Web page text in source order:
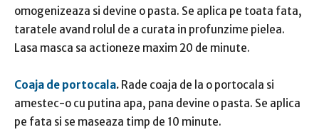
omogenizeaza si devine o pasta. Se aplica pe toata fata,
taratele avand rolul de a curata in profunzime pielea.
Lasa masca sa actioneze maxim 20 de minute.
Coaja de portocala. Rade coaja de la o portocala si
amestec-o cu putina apa, pana devine o pasta. Se aplica
pe fata si se maseaza timp de 10 minute.